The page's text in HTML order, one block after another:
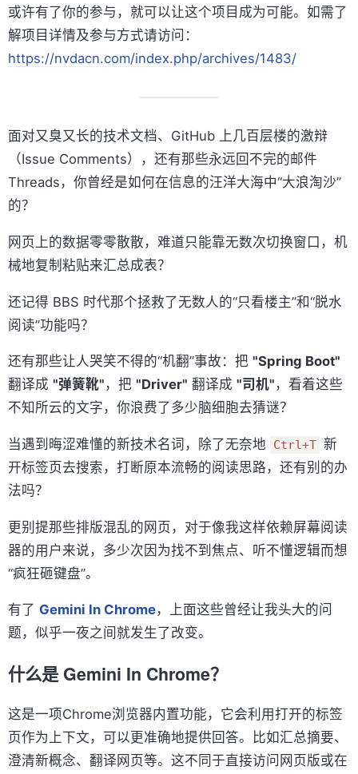
或许有了你的参与，就可以让这个项目成为可能。如需了
解项目详情及参与方式请访问：
https://nvdacn.com/index.php/archives/1483/
面对又臭又长的技术文档、GitHub 上几百层楼的激辩
（Issue Comments），还有那些永远回不完的邮件
Threads，你曾经是如何在信息的汪洋大海中“大浪淘沙”
的？
网页上的数据零零散散，难道只能靠无数次切换窗口，机
械地复制粘贴来汇总成表？
还记得 BBS 时代那个拯救了无数人的“只看楼主”和“脱水
阅读”功能吗？
还有那些让人哭笑不得的“机翻”事故：把 "Spring Boot"
翻译成 "弹簧靴" ，把 "Driver" 翻译成 "司机" ，看着这些
不知所云的文字，你浪费了多少脑细胞去猜谜？
当遇到晦涩难懂的新技术名词，除了无奈地 Ctrl+T 新
开标签页去搜索，打断原本流畅的阅读思路，还有别的办
法吗？
更别提那些排版混乱的网页，对于像我这样依赖屏幕阅读
器的用户来说，多少次因为找不到焦点、听不懂逻辑而想
“疯狂砸键盘”。
有了 Gemini In Chrome，上面这些曾经让我头大的问
题，似乎一夜之间就发生了改变。
什么是 Gemini In Chrome？
这是一项Chrome浏览器内置功能，它会利用打开的标签
页作为上下文，可以更准确地提供回答。比如汇总摘要、
澄清新概念、翻译网页等。这不同于直接访问网页版或在